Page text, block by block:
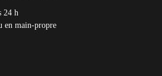
24 h
en main-propre